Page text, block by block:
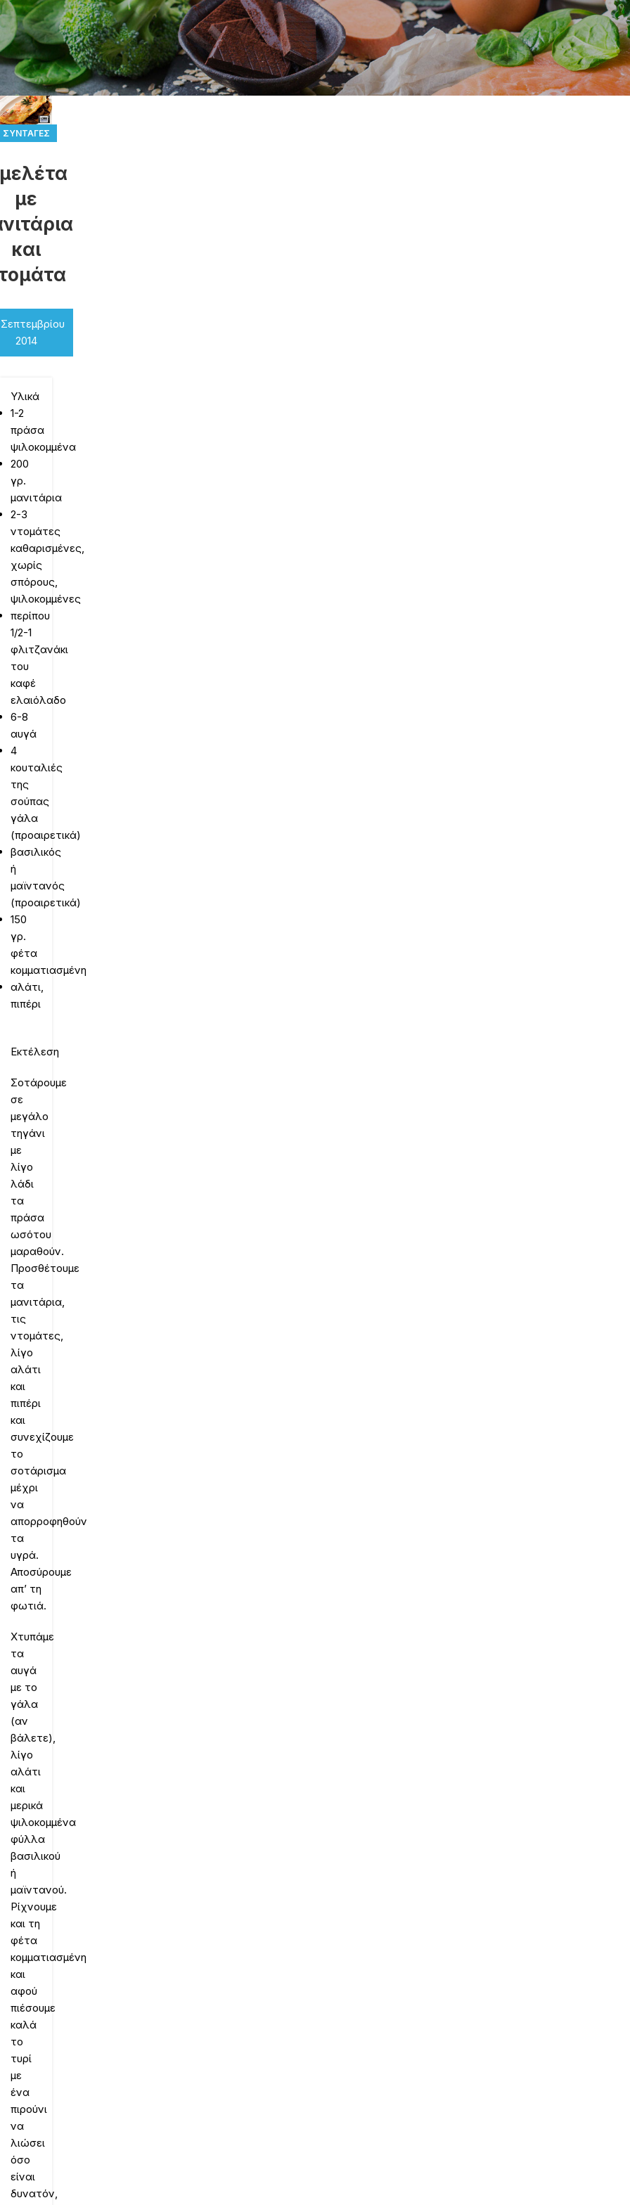
ΣΥΝΤΑΓΈΣ
με
και
2014
Υλικά
1-2
πράσα
ψιλοκομμένα
200
γρ.
μανιτάρια
2-3
ντομάτες
καθαρισμένες,
χωρίς
σπόρους,
ψιλοκομμένες
περίπου
1/2-1
φλιτζανάκι
του
καφέ
ελαιόλαδο
6-8
αυγά
4
κουταλιές
της
σούπας
γάλα
(προαιρετικά)
βασιλικός
ή
μαϊντανός
(προαιρετικά)
150
γρ.
φέτα
κομματιασμένη
αλάτι,
πιπέρι
Εκτέλεση
Σοτάρουμε
σε
μεγάλο
τηγάνι
με
λίγο
λάδι
τα
πράσα
ωσότου
μαραθούν.
Προσθέτουμε
τα
μανιτάρια,
τις
ντομάτες,
λίγο
αλάτι
και
πιπέρι
και
συνεχίζουμε
το
σοτάρισμα
μέχρι
να
απορροφηθούν
τα
υγρά.
Αποσύρουμε
απ’ τη
φωτιά.
Χτυπάμε
τα
αυγά
με το
γάλα
(αν
βάλετε),
λίγο
αλάτι
και
μερικά
ψιλοκομμένα
φύλλα
βασιλικού
ή
μαϊντανού.
Ρίχνουμε
και τη
φέτα
κομματιασμένη
και
αφού
πιέσουμε
καλά
το
τυρί
με
ένα
πιρούνι
να
λιώσει
όσο
είναι
δυνατόν,